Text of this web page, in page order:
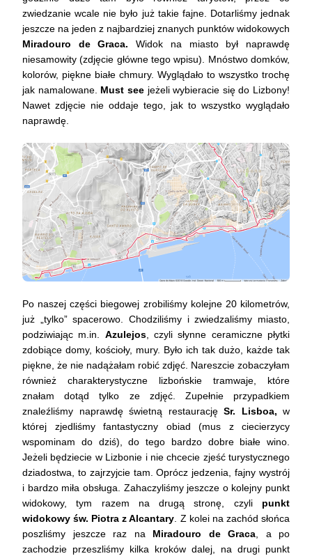
zwiedzanie wcale nie było już takie fajne. Dotarliśmy jednak
jeszcze na jeden z najbardziej znanych punktów widokowych
Miradouro de Graca. Widok na miasto był naprawdę
niesamowity (zdjęcie główne tego wpisu). Mnóstwo domków,
kolorów, piękne białe chmury. Wyglądało to wszystko trochę
jak namalowane. Must seejeżeli wybieracie się do Lizbony!
Nawet zdjęcie nie oddaje tego, jak to wszystko wyglądało
naprawdę.
Po naszej części biegowej zrobiliśmy kolejne 20 kilometrów,
już „tylko” spacerowo. Chodziliśmy i zwiedzaliśmy miasto,
podziwiając m.in. Azulejos, czyli słynne ceramiczne płytki
zdobiące domy, kościoły, mury. Było ich tak dużo, każde tak
piękne, że nie nadążałam robić zdjęć. Nareszcie zobaczyłam
również charakterystyczne lizbońskie tramwaje, które
znałam dotąd tylko ze zdjęć. Zupełnie przypadkiem
znaleźliśmy naprawdę świetną restaurację Sr. Lisboa, w
której zjedliśmy fantastyczny obiad (mus z ciecierzycy
wspominam do dziś), do tego bardzo dobre białe wino.
Jeżeli będziecie w Lizbonie i nie chcecie zjeść turystycznego
dziadostwa, to zajrzyjcie tam. Oprócz jedzenia, fajny wystrój
i bardzo miła obsługa. Zahaczyliśmy jeszcze o kolejny punkt
widokowy, tym razem na drugą stronę, czyli punkt
widokowy św. Piotra z Alcantary . Z kolei na zachód słońca
poszliśmy jeszcze raz na Miradouro de Graca , a po
zachodzie przeszliśmy kilka kroków dalej, na drugi punkt